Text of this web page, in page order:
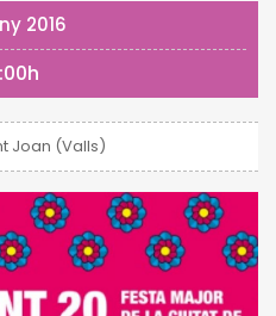
2016
Joan (Valls)